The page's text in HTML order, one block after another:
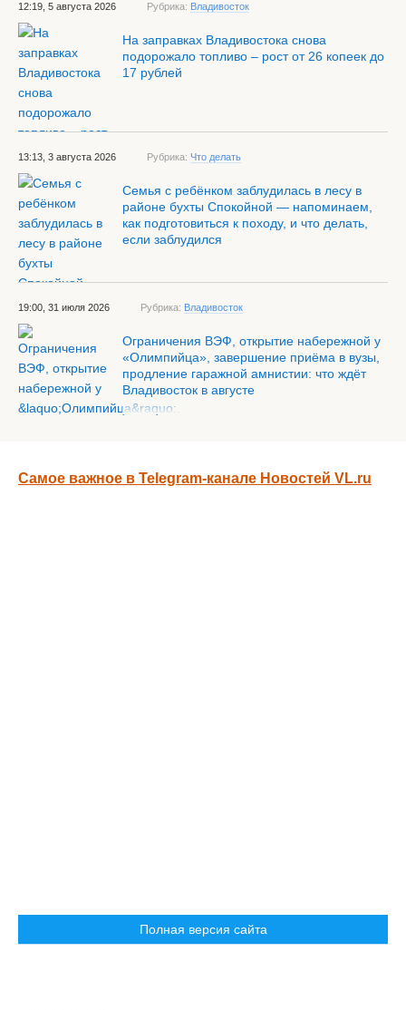
12:19, 5 августа 2026 Рубрика: Владивосток
На заправках Владивостока снова
подорожало топливо – рост от 26 копеек до
17 рублей
13:13, 3 августа 2026 Рубрика: Что делать
Семья с ребёнком заблудилась в лесу в
районе бухты Спокойной — напоминаем,
как подготовиться к походу, и что делать,
если заблудился
19:00, 31 июля 2026 Рубрика: Владивосток
Ограничения ВЭФ, открытие набережной у
«Олимпийца», завершение приёма в вузы,
продление гаражной амнистии: что ждёт
Владивосток в августе
Самое важное в Telegram-канале Новостей VL.ru
Полная версия сайта